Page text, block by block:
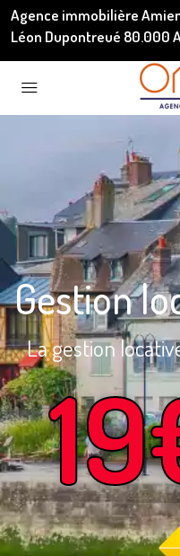
Agence immobilière
Léon Dupontreué 80.000
Gestion
La gestion